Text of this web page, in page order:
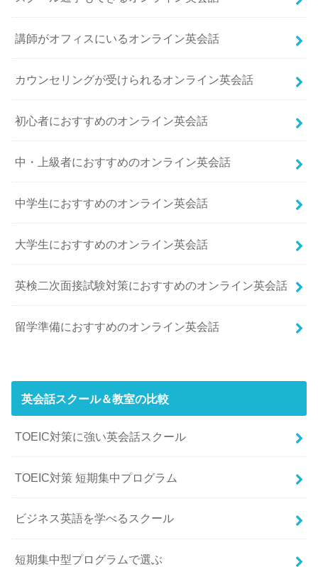
講師がオフィスにいるオンライン英会話
カウンセリングが受けられるオンライン英会話
初心者におすすめのオンライン英会話
中・上級者におすすめのオンライン英会話
中学生におすすめのオンライン英会話
大学生におすすめのオンライン英会話
英検二次面接試験対策におすすめのオンライン英会話
留学準備におすすめのオンライン英会話
英会話スクール＆教室の比較
TOEIC対策に強い英会話スクール
TOEIC対策 短期集中プログラム
ビジネス英語を学べるスクール
短期集中型プログラムで選ぶ